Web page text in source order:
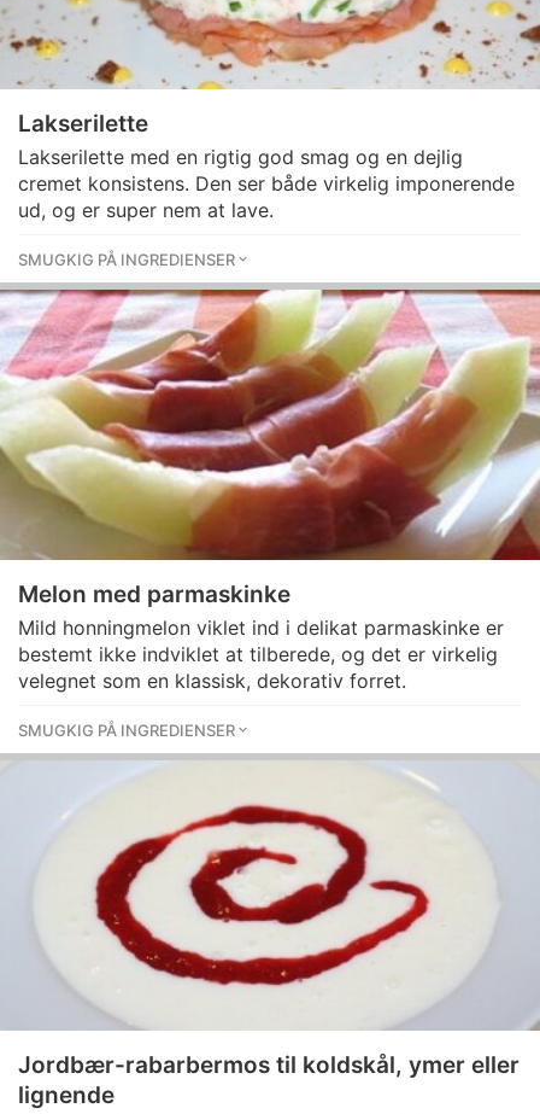
Lakserilette
Lakserilette med en rigtig god smag og en dejlig
cremet konsistens. Den ser både virkelig imponerende
ud, og er super nem at lave.
SMUGKIG PÅ INGREDIENSER
Melon med parmaskinke
Mild honningmelon viklet ind i delikat parmaskinke er
bestemt ikke indviklet at tilberede, og det er virkelig
velegnet som en klassisk, dekorativ forret.
SMUGKIG PÅ INGREDIENSER
Jordbær-rabarbermos til koldskål, ymer eller
lignende